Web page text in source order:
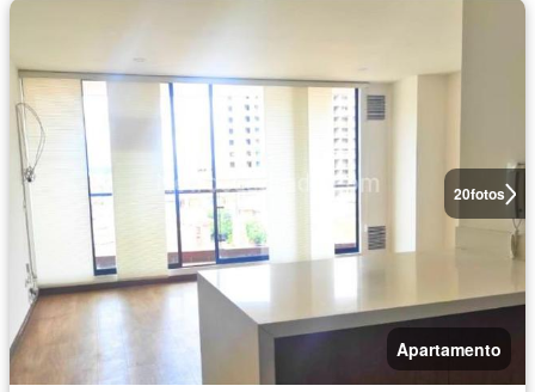
20fotos
Apartamento